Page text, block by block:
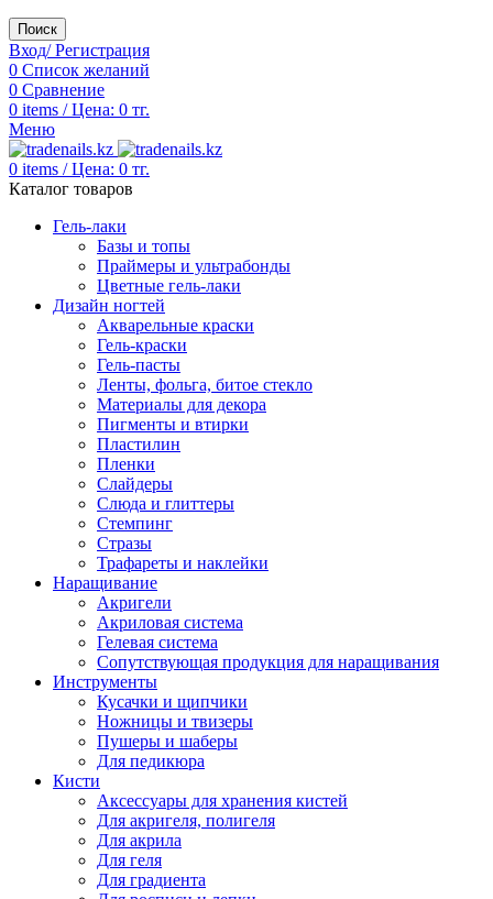
Поиск
Вход/ Регистрация
0 Список желаний
0 Сравнение
0 items / Цена: 0 тг.
Меню
0 items / Цена: 0 тг.
Каталог товаров
Гель-лаки
Базы и топы
Праймеры и ультрабонды
Цветные гель-лаки
Дизайн ногтей
Акварельные краски
Гель-краски
Гель-пасты
Ленты, фольга, битое стекло
Материалы для декора
Пигменты и втирки
Пластилин
Пленки
Слайдеры
Слюда и глиттеры
Стемпинг
Стразы
Трафареты и наклейки
Наращивание
Акригели
Акриловая система
Гелевая система
Сопутствующая продукция для наращивания
Инструменты
Кусачки и щипчики
Ножницы и твизеры
Пушеры и шаберы
Для педикюра
Кисти
Аксессуары для хранения кистей
Для акригеля, полигеля
Для акрила
Для геля
Для градиента